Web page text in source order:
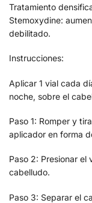
Tratamiento
Stemoxydine:
debilitado.
Instrucciones:
Aplicar 1 vial cada
noche, sobre el
Paso 1: Romper y
aplicador en forma
Paso 2: Presionar el
cabelludo.
Paso 3: Separar el